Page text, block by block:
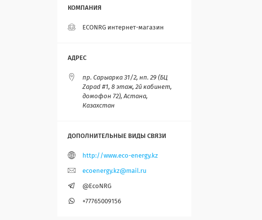
ECONRG интернет-магазин
пр. Сарыарка 31/2, нп. 29 (БЦ
Zapad #1, 8 этаж, 2й кабинет,
домофон 72), Астана,
Казахстан
http://www.eco-energy.kz
ecoenergy.kz@mail.ru
@EcoNRG
+77765009156